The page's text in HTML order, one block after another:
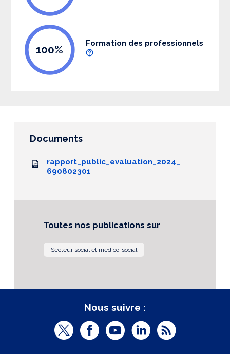
100% Formation des professionnels
Documents
rapport_public_evaluation_2024_
690802301
Toutes nos publications sur
Secteur social et médico-social
Nous suivre :
T
F
Y
L
R